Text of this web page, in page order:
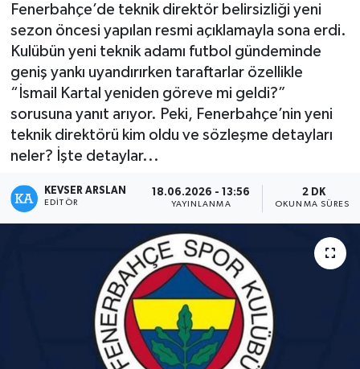
Fenerbahçe’de teknik direktör belirsizliği yeni
sezon öncesi yapılan resmi açıklamayla sona erdi.
Kulübün yeni teknik adamı futbol gündeminde
geniş yankı uyandırırken taraftarlar özellikle
“İsmail Kartal yeniden göreve mi geldi?”
sorusuna yanıt arıyor. Peki, Fenerbahçe’nin yeni
teknik direktörü kim oldu ve sözleşme detayları
neler? İşte detaylar...
KEVSER ARSLAN
EDITÖR
18.06.2026 - 13:56
YAYINLANMA
2 DK
OKUNMA SÜRESI
Kültür - Sanat
Yaşam